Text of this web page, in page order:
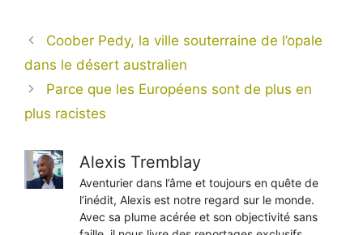
Coober Pedy, la ville souterraine de l’opale
dans le désert australien
Parce que les Européens sont de plus en
plus racistes
Alexis Tremblay
Aventurier dans l’âme et toujours en quête de
l’inédit, Alexis est notre regard sur le monde.
Avec sa plume acérée et son objectivité sans